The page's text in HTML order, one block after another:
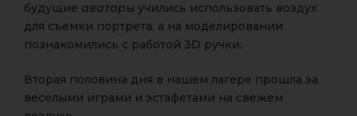
будущие аватары учились использовать воздух
для съемки портрета, а на моделировании
познакомились с работой 3D ручки.
Вторая половина дня в нашем лагере прошла за
веселыми играми и эстафетами на свежем